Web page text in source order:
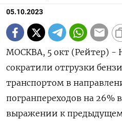
05.10.2023
МОСКВА, 5 окт (Рейтер) -
сократили отгрузки
транспортом в
погранпереходов на 26%
выражении к